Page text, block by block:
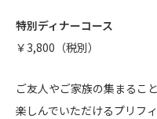
特別ディナーコース
￥3,800（税別）
ご友人やご家族の集まるこ
楽しんでいただけるプリフ